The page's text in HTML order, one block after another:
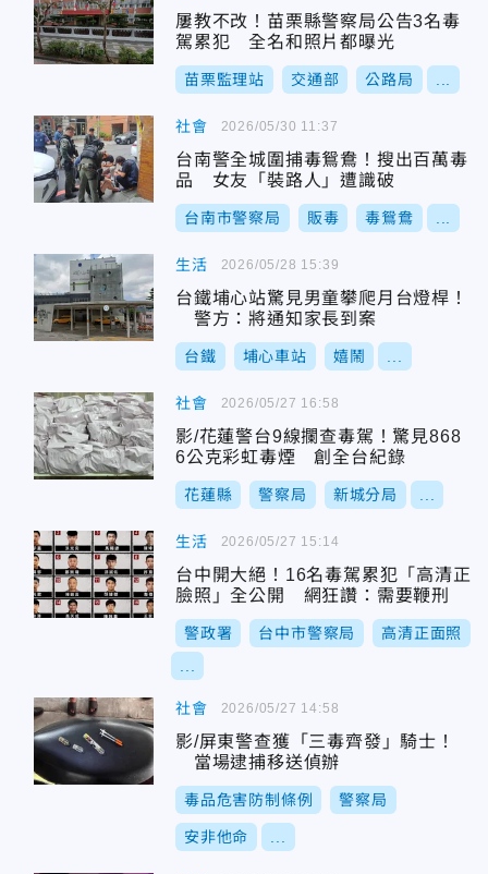
屢教不改！苗栗縣警察局公告3名毒
駕累犯 全名和照片都曝光
苗栗監理站 交通部 公路局
社會
台南警全城圍捕毒鴛鴦！搜出百萬毒
品 女友「裝路人」遭識破
台南市警察局 販毒 毒鴛鴦
2026/05/30 11:37
生活
台鐵埔心站驚見男童攀爬月台燈桿！
警方：將通知家長到案
台鐵 埔心車站 嬉鬧
2026/05/28 15:39
社會
影/花蓮警台9線攔查毒駕！驚見868
6公克彩虹毒煙 創全台紀錄
花蓮縣 警察局 新城分局
2026/05/27 16:58
生活
台中開大絕！16名毒駕累犯「高清正
臉照」全公開 網狂讚：需要鞭刑
警政署 台中市警察局 高清正面照
2026/05/27 15:14
社會
影/屏東警查獲「三毒齊發」騎士！
當場逮捕移送偵辦
毒品危害防制條例 警察局
安非他命
2026/05/27 14:58